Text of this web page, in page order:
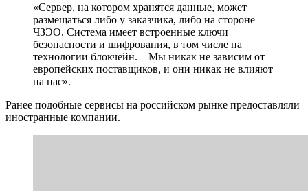
«Сервер, на котором хранятся данные, может
размещаться либо у заказчика, либо на стороне
ЧЗЭО. Система имеет встроенные ключи
безопасности и шифрования, в том числе на
технологии блокчейн. – Мы никак не зависим от
европейских поставщиков, и они никак не влияют
на нас».
Ранее подобные сервисы на российском рынке предоставляли
иностранные компании.